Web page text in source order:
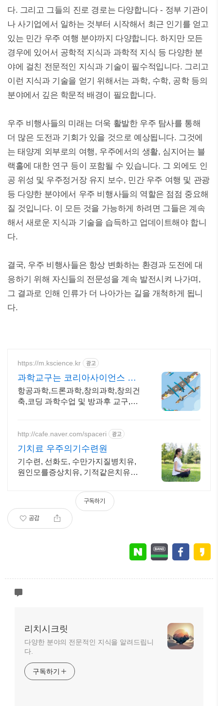
다. 그리고 그들의 진로 경로는 다양합니다 - 정부 기관이
나 사기업에서 일하는 것부터 시작해서 최근 인기를 얻고
있는 민간 우주 여행 분야까지 다양합니다. 하지만 모든
경우에 있어서 공학적 지식과 과학적 지식 등 다양한 분
야에 걸친 전문적인 지식과 기술이 필수적입니다. 그리고
이런 지식과 기술을 얻기 위해서는 과학, 수학, 공학 등의
분야에서 깊은 학문적 배경이 필요합니다.
우주 비행사들의 미래는 더욱 활발한 우주 탐사를 통해
더 많은 도전과 기회가 있을 것으로 예상됩니다. 그것에
는 태양계 외부로의 여행, 우주에서의 생활, 심지어는 블
랙홀에 대한 연구 등이 포함될 수 있습니다. 그 외에도 인
공 위성 및 우주정거장 유지 보수, 민간 우주 여행 및 관광
등 다양한 분야에서 우주 비행사들의 역할은 점점 중요해
질 것입니다. 이 모든 것을 가능하게 하려면 그들은 계속
해서 새로운 지식과 기술을 습득하고 업데이트해야 합니
다.
결국, 우주 비행사들은 항상 변화하는 환경과 도전에 대
응하기 위해 자신들의 전문성을 계속 발전시켜 나가며,
그 결과로 인해 인류가 더 나아가는 길을 개척하게 됩니
다.
https://m.kscience.kr 광고
과학교구는 코리아사이언스 우
주,항공과학 교구
항공과학,드론과학,창의과학,창의건
축,코딩 과학수업 및 방과후 교구,교
http://cafe.naver.com/spaceri 광고
기치료 우주의기수련원
기수련, 선화도, 수만가지질병치유,
원인모를증상치유, 기적같은치유사
공감
구독하기
리치시크릿
다양한 분야의 전문적인 지식을 알려드립니
다.
구독하기